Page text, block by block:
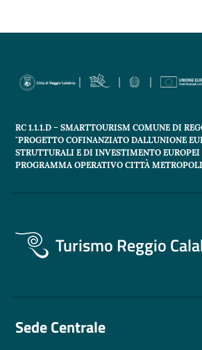
RC 1.1.1.D – SMARTTOURISM COMUNE DI
"PROGETTO COFINANZIATO DALL'UNIONE
STRUTTURALI E DI INVESTIMENTO EUROPEI
PROGRAMMA OPERATIVO CITTÀ
Turismo Reggio
Sede Centrale